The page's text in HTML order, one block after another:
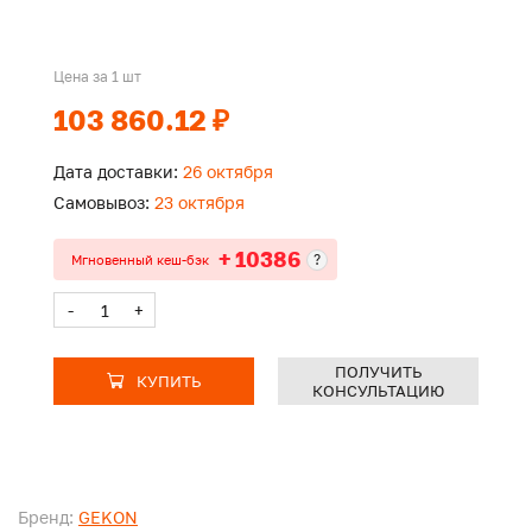
Бренд: GEKON
Цена за 1 шт
103 860.12 ₽
Дата доставки: 26 октября
Самовывоз: 23 октября
Мгновенный кеш-бэк + 10386 ?
- +
КУПИТЬ
ПОЛУЧИТЬ
КОНСУЛЬТАЦИЮ